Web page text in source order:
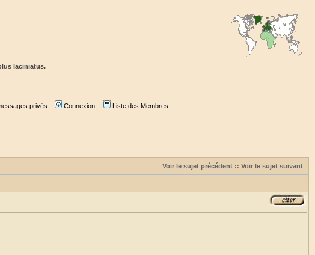
laciniatus.
privés Connexion Liste des Membres
Voir le sujet précédent :: Voir le sujet suivant